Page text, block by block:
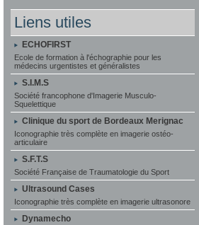
Liens utiles
ECHOFIRST
Ecole de formation à l'échographie pour les
médecins urgentistes et généralistes
S.I.M.S
Société francophone d'Imagerie Musculo-
Squelettique
Clinique du sport de Bordeaux Merignac
Iconographie très complète en imagerie ostéo-
articulaire
S.F.T.S
Société Française de Traumatologie du Sport
Ultrasound Cases
Iconographie très complète en imagerie ultrasonore
Dynamecho